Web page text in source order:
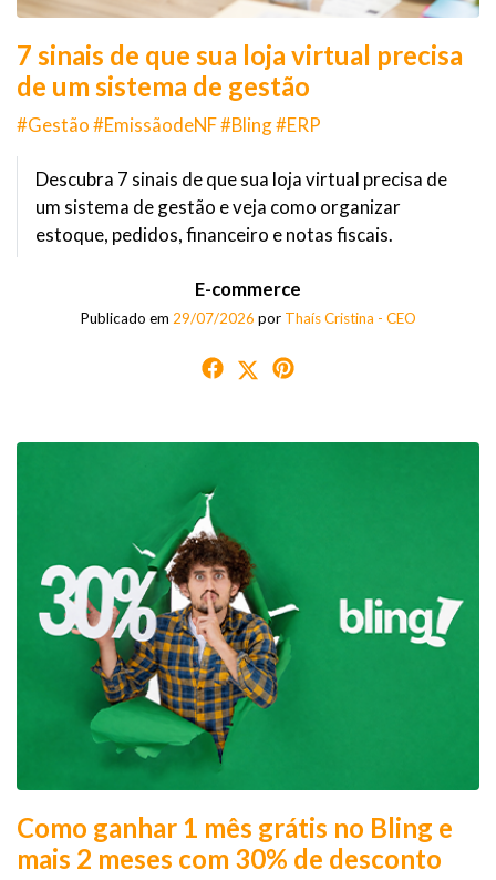
7 sinais de que sua loja virtual precisa
de um sistema de gestão
#Gestão #EmissãodeNF #Bling #ERP
Descubra 7 sinais de que sua loja virtual precisa de
um sistema de gestão e veja como organizar
estoque, pedidos, financeiro e notas fiscais.
E-commerce
Publicado em 29/07/2026 por Thaís Cristina - CEO
Como ganhar 1 mês grátis no Bling e
mais 2 meses com 30% de desconto